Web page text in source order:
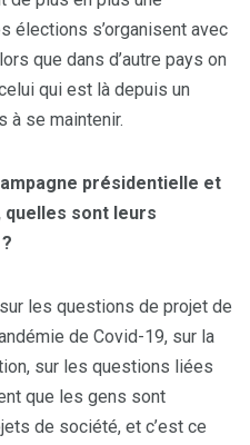
élections s’organisent avec
que dans d’autre pays on
qui est là depuis un
à se maintenir.
présidentielle et
sont leurs
les questions de projet de
de Covid-19, sur la
sur les questions liées
que les gens sont
de société, et c’est ce